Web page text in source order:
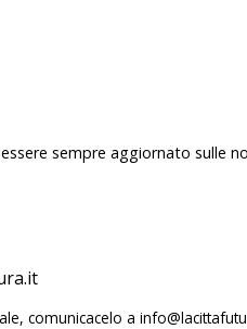
sempre aggiornato sulle
comunicacelo a